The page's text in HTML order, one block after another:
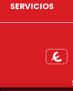
SERVICIOS